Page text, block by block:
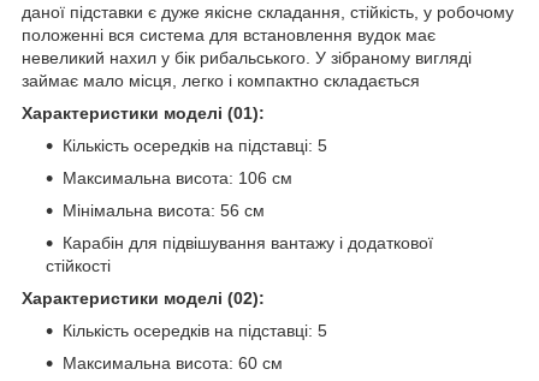
даної підставки є дуже якісне складання, стійкість, у робочому
положенні вся система для встановлення вудок має
невеликий нахил у бік рибальського. У зібраному вигляді
займає мало місця, легко і компактно складається
Характеристики моделі (01):
Кількість осередків на підставці: 5
Максимальна висота: 106 см
Мінімальна висота: 56 см
Карабін для підвішування вантажу і додаткової
стійкості
Характеристики моделі (02):
Кількість осередків на підставці: 5
Максимальна висота: 60 см